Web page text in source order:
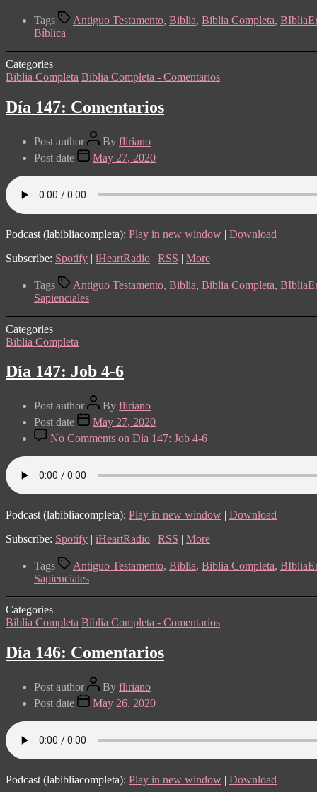
Tags Antiguo Testamento, Biblia, Biblia Completa,
Bíblica
Categories
Biblia Completa Biblia Completa - Comentarios
Día 147: Comentarios
Post author By fliriano
Post date
May 27, 2020
Podcast (labibliacompleta): Play in new window | Download
Subscribe: Spotify | iHeartRadio | RSS | More
Tags Antiguo Testamento, Biblia, Biblia Completa,
Sapienciales
Categories
Biblia Completa
Día 147: Job 4-6
Post author By fliriano
Post date
May 27, 2020
No Comments on Día 147: Job 4-6
Podcast (labibliacompleta): Play in new window | Download
Subscribe: Spotify | iHeartRadio | RSS | More
Tags Antiguo Testamento, Biblia, Biblia Completa,
Sapienciales
Categories
Biblia Completa Biblia Completa - Comentarios
Día 146: Comentarios
Post author By fliriano
Post date
May 26, 2020
Podcast (labibliacompleta): Play in new window | Download